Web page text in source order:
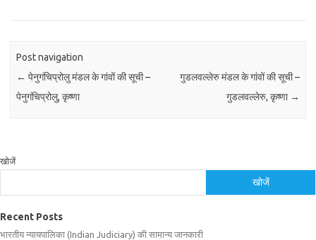
Post navigation
← पेनुगंचिप्रोलु मंडल के गांवों की सूची –
पेनुगंचिप्रोलु, कृष्णा
गुडलवल्लेरु मंडल के गांवों की सूची –
गुडलवल्लेरु, कृष्णा →
खोजें
खोजें
Recent Posts
भारतीय न्यायपालिका (Indian Judiciary) की सामान्य जानकारी